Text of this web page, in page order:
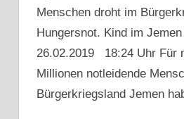
Menschen droht im
Hungersnot. Kind im
26.02.2019 18:24 Uhr Für
Millionen notleidende
Bürgerkriegsland Jemen